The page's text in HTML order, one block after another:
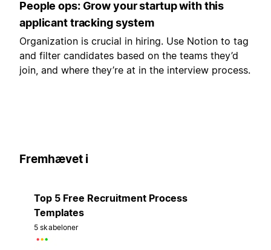
People ops: Grow your startup with this
applicant tracking system
Organization is crucial in hiring. Use Notion to tag
and filter candidates based on the teams they’d
join, and where they’re at in the interview process.
Fremhævet i
Top 5 Free Recruitment Process
Templates
5 skabeloner